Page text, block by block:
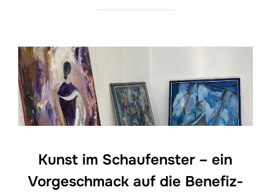
Kunst im Schaufenster – ein
Vorgeschmack auf die Benefiz-